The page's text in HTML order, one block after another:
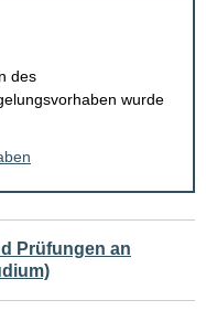
des
wurde
Prüfungen an